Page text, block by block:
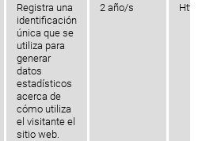
Registra una
identificación
única que se
utiliza para
generar
datos
estadísticos
acerca de
cómo utiliza
el visitante el
sitio web.
2 año/s Http